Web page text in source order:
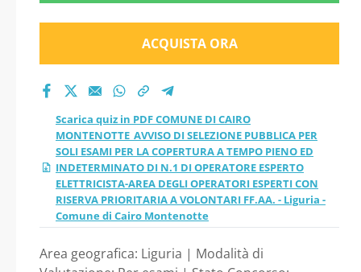
COPERTURA A
TEMPO PIENO ED
INDETERMINATO DI
N.1 DI OPERATORE
ESPERTO
ELETTRICISTA-AREA
INDETERMINATO DI N.1 DI
OPERATORE ESPERTO
ELETTRICISTA-AREA DEGLI
OPERATORI ESPERTI CON
RISERVA PRIORITARIA A
VOLONTARI FF.AA. -
Liguria - Comune di Cairo
ACQUISTA ORA
Scarica quiz in PDF COMUNE DI CAIRO
MONTENOTTE_AVVISO DI SELEZIONE PUBBLICA PER
SOLI ESAMI PER LA COPERTURA A TEMPO PIENO ED
INDETERMINATO DI N.1 DI OPERATORE ESPERTO
ELETTRICISTA-AREA DEGLI OPERATORI ESPERTI CON
RISERVA PRIORITARIA A VOLONTARI FF.AA. - Liguria -
Comune di Cairo Montenotte
Area geografica: Liguria | Modalità di